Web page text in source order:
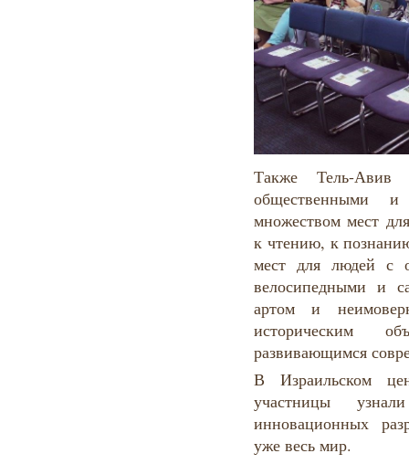
Также Тель-Авив
общественными
множеством мест
к чтению, к
мест для людей с
велосипедными и
артом и
историческим
развивающимся
В Израильском
участницы
инновационных
уже весь мир.